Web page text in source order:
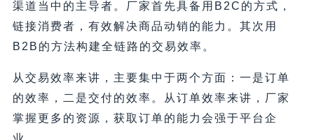
渠道当中的主导者。厂家首先具备用B2C的方式，
链接消费者，有效解决商品动销的能力。其次用
B2B的方法构建全链路的交易效率。
从交易效率来讲，主要集中于两个方面：一是订单
的效率，二是交付的效率。从订单效率来讲，厂家
掌握更多的资源，获取订单的能力会强于平台企